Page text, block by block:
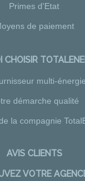
Primes d'Etat
de paiement
CHOISIR
multi-
démarche qualité
la compagnie
AVIS CLIENTS
VOTRE